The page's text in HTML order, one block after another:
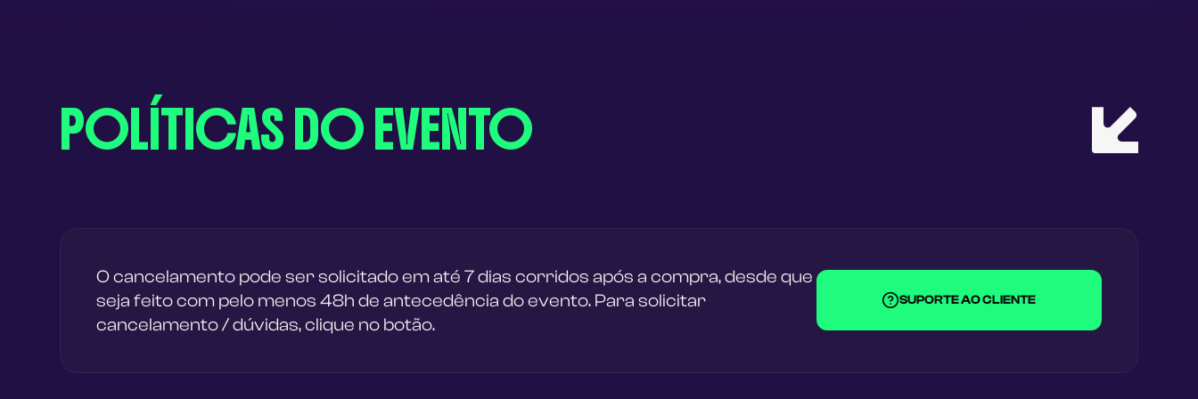
POLÍTICAS DO EVENTO
O cancelamento pode ser solicitado em até 7 dias corridos após a compra, desde que
seja feito com pelo menos 48h de antecedência do evento. Para solicitar
cancelamento / dúvidas, clique no botão.
SUPORTE AO CLIENTE